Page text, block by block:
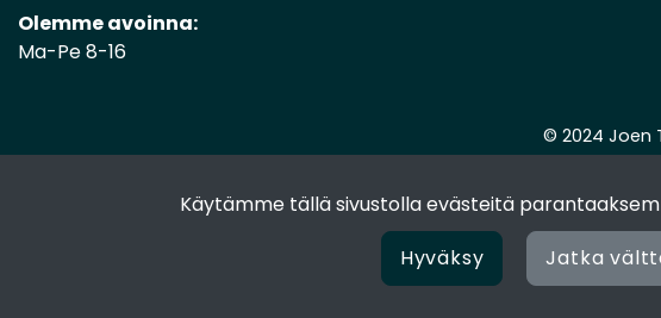
Käytämme tällä sivustolla evästeitä
Hyväksy
Jatka
Olemme avoinna:
Ma-Pe 8-16
© 2024 Joen